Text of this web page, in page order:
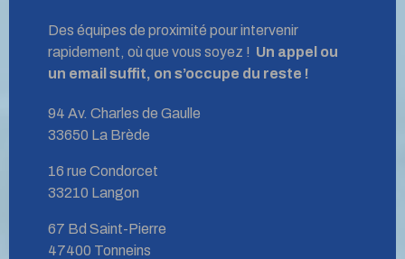
Des équipes de proximité pour intervenir
rapidement, où que vous soyez ! Un appel ou
un email suffit, on s’occupe du reste !
94 Av. Charles de Gaulle
33650 La Brède
16 rue Condorcet
33210 Langon
67 Bd Saint-Pierre
47400 Tonneins